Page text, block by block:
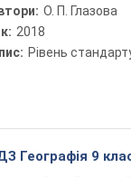
О. П. Глазова
2018
Рівень
Географія 9